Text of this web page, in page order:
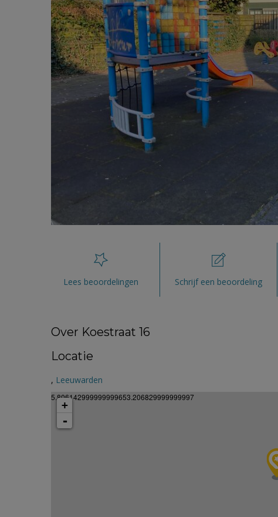
Lees beoordelingen Schrijf een beoordeling
Over Koestraat 16
Locatie
, Leeuwarden
5.806142999999999653.206829999999997
+
-